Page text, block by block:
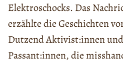
Elektroschocks. Das
erzählte die Geschichten
Dutzend Aktivist:innen
Passant:innen, die